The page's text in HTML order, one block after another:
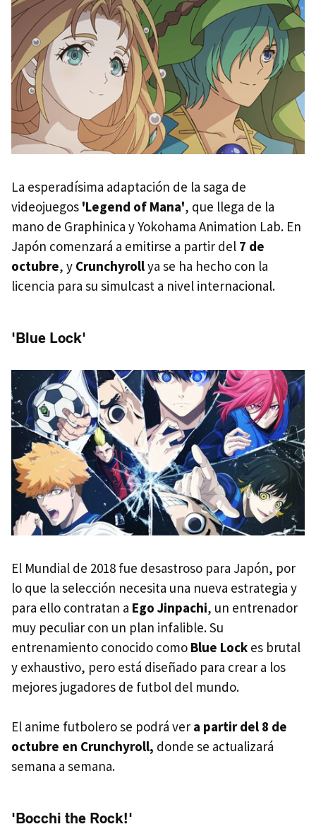
La esperadísima adaptación de la saga de
videojuegos 'Legend of Mana', que llega de la
mano de Graphinica y Yokohama Animation Lab. En
Japón comenzará a emitirse a partir del 7 de
octubre, y Crunchyrollya se ha hecho con la
licencia para su simulcast a nivel internacional.
'Blue Lock'
El Mundial de 2018 fue desastroso para Japón, por
lo que la selección necesita una nueva estrategia y
para ello contratan a Ego Jinpachi, un entrenador
muy peculiar con un plan infalible. Su
entrenamiento conocido como Blue Lock es brutal
y exhaustivo, pero está diseñado para crear a los
mejores jugadores de futbol del mundo.
El anime futbolero se podrá ver a partir del 8 de
octubre en Crunchyroll, donde se actualizará
semana a semana.
'Bocchi the Rock!'